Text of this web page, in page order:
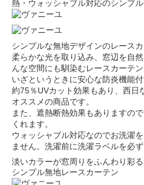
熱・ウォッシャブル対応のシンプ
シンプルな無地デザインのレースカ
柔らかな光を取り込み、窓辺を自
んな空間にも馴染むレースカーテン
いざというときに安心な防炎機能付
約75％UVカット効果もあり、西日
オススメの商品です。
また、遮熱断熱効果もありますの
くれます。
ウォッシャブル対応なのでお洗濯
ません。洗濯前に洗濯ラベルを必ず
淡いカラーが窓周りをふんわり彩る
シンプル無地レースカーテン